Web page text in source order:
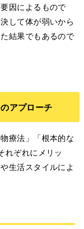
因によるもので
して体が弱いから
結果でもあるので
アプローチ
療法」「根本的な
れぞれにメリッ
生活スタイルによ